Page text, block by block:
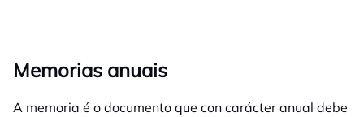
Memorias anuais
A memoria é o documento que con carácter anual debe